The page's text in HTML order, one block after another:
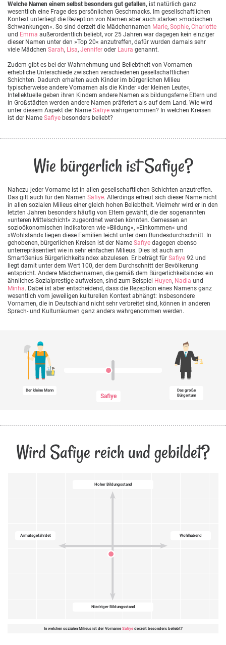
Welche Namen einem selbst besonders gut gefallen, ist natürlich ganz
wesentlich eine Frage des persönlichen Geschmacks. Im gesellschaftlichen
Kontext unterliegt die Rezeption von Namen aber auch starken »modischen
Schwankungen«. So sind derzeit die Mädchennamen Marie, Sophie, Charlotte
und Emma außerordentlich beliebt, vor 25 Jahren war dagegen kein einziger
dieser Namen unter den »Top 20« anzutreffen, dafür wurden damals sehr
viele Mädchen Sarah, Lisa, Jennifer oder Laura genannt.
Zudem gibt es bei der Wahrnehmung und Beliebtheit von Vornamen
erhebliche Unterschiede zwischen verschiedenen gesellschaftlichen
Schichten. Dadurch erhalten auch Kinder im bürgerlichen Milieu
typischerweise andere Vornamen als die Kinder »der kleinen Leute«,
Intellektuelle geben ihren Kindern andere Namen als bildungsferne Eltern und
in Großstädten werden andere Namen präferiert als auf dem Land. Wie wird
unter diesem Aspekt der Name Safiye wahrgenommen? In welchen Kreisen
ist der Name Safiye besonders beliebt?
Wie bürgerlich ist Safiye?
Nahezu jeder Vorname ist in allen gesellschaftlichen Schichten anzutreffen.
Das gilt auch für den Namen Safiye. Allerdings erfreut sich dieser Name nicht
in allen sozialen Milieus einer gleich hohen Beliebtheit. Vielmehr wird er in den
letzten Jahren besonders häufig von Eltern gewählt, die der sogenannten
»unteren Mittelschicht« zugeordnet werden könnten. Gemessen an
sozioökonomischen Indikatoren wie »Bildung«, »Einkommen« und
»Wohlstand« liegen diese Familien leicht unter dem Bundesdurchschnitt. In
gehobenen, bürgerlichen Kreisen ist der Name Safiye dagegen ebenso
unterrepräsentiert wie in sehr einfachen Milieus. Dies ist auch am
SmartGenius Bürgerlichkeitsindex abzulesen. Er beträgt für Safiye 92 und
liegt damit unter dem Wert 100, der dem Durchschnitt der Bevölkerung
entspricht. Andere Mädchennamen, die gemäß dem Bürgerlichkeitsindex ein
ähnliches Sozialprestige aufweisen, sind zum Beispiel Huyen, Nadia und
Minha. Dabei ist aber entscheidend, dass die Rezeption eines Namens ganz
wesentlich vom jeweiligen kulturellen Kontext abhängt: Insbesondere
Vornamen, die in Deutschland nicht sehr verbreitet sind, können in anderen
Sprach- und Kulturräumen ganz anders wahrgenommen werden.
Der kleine Mann
Safiye
Das große
Bürgertum
Wird Safiye reich und gebildet?
Hoher Bildungsstand
Wohlhabend
Niedriger Bildungsstand
Armutsgefährdet
In welchen sozialen Milieus ist der Vorname Safiyederzeit besonders beliebt?